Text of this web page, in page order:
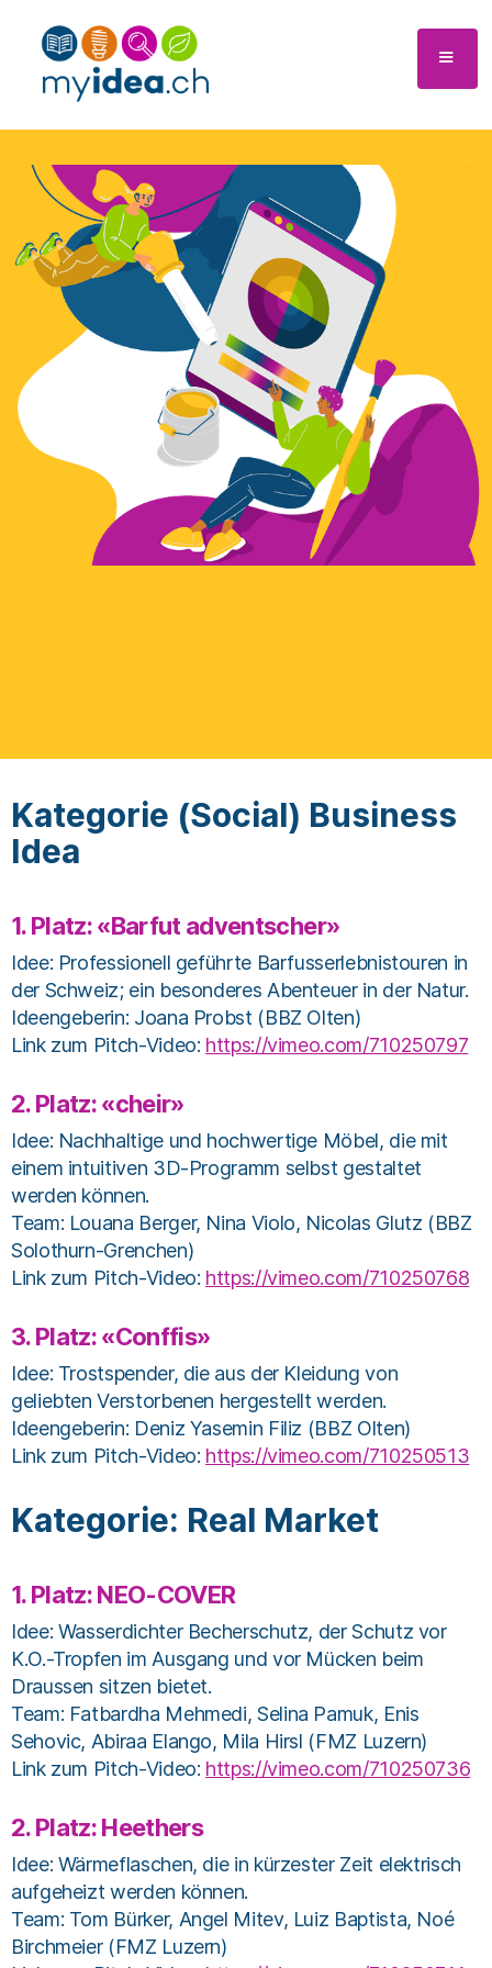
Kategorie (Social) Business
Idea
1. Platz: «Barfut adventscher»
Idee: Professionell geführte Barfusserlebnistouren in
der Schweiz; ein besonderes Abenteuer in der Natur.
Ideengeberin: Joana Probst (BBZ Olten)
Link zum Pitch-Video: https://vimeo.com/710250797
2. Platz: «cheir»
Idee: Nachhaltige und hochwertige Möbel, die mit
einem intuitiven 3D-Programm selbst gestaltet
werden können.
Team: Louana Berger, Nina Violo, Nicolas Glutz (BBZ
Solothurn-Grenchen)
Link zum Pitch-Video: https://vimeo.com/710250768
3. Platz: «Conffis»
Idee: Trostspender, die aus der Kleidung von
geliebten Verstorbenen hergestellt werden.
Ideengeberin: Deniz Yasemin Filiz (BBZ Olten)
Link zum Pitch-Video: https://vimeo.com/710250513
Kategorie: Real Market
1. Platz: NEO-COVER
Idee: Wasserdichter Becherschutz, der Schutz vor
K.O.-Tropfen im Ausgang und vor Mücken beim
Draussen sitzen bietet.
Team: Fatbardha Mehmedi, Selina Pamuk, Enis
Sehovic, Abiraa Elango, Mila Hirsl (FMZ Luzern)
Link zum Pitch-Video: https://vimeo.com/710250736
2. Platz: Heethers
Idee: Wärmeflaschen, die in kürzester Zeit elektrisch
aufgeheizt werden können.
Team: Tom Bürker, Angel Mitev, Luiz Baptista, Noé
Birchmeier (FMZ Luzern)